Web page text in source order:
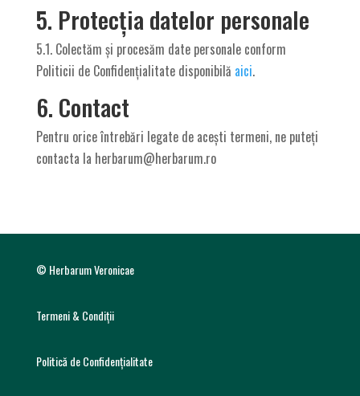
5. Protecția datelor personale
5.1. Colectăm și procesăm date personale conform
Politicii de Confidențialitate disponibilă aici.
6. Contact
Pentru orice întrebări legate de acești termeni, ne puteți
contacta la herbarum@herbarum.ro
© Herbarum Veronicae
Termeni & Condiții
Politică de Confidențialitate